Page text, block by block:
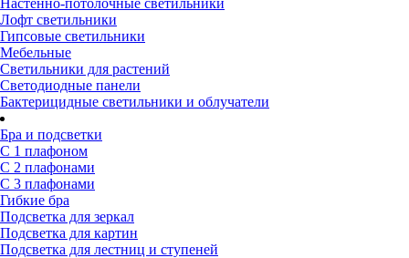
Настенно-потолочные светильники
Лофт светильники
Гипсовые светильники
Мебельные
Светильники для растений
Светодиодные панели
Бактерицидные светильники и облучатели
Бра и подсветки
С 1 плафоном
С 2 плафонами
С 3 плафонами
Гибкие бра
Подсветка для зеркал
Подсветка для картин
Подсветка для лестниц и ступеней